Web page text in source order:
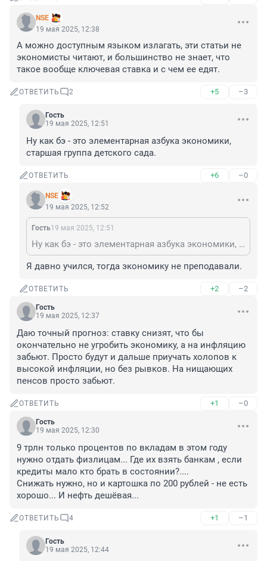
NSE
19 мая 2025, 12:38
А можно доступным языком излагать, эти статьи не
экономисты читают, и большинство не знает, что
такое вообще ключевая ставка и с чем ее едят.
ОТВЕТИТЬ 2 +5 –3
Гость
19 мая 2025, 12:51
Ну как бэ - это элементарная азбука экономики,
старшая группа детского сада.
ОТВЕТИТЬ +6 –0
NSE
19 мая 2025, 12:52
Гость19 мая 2025, 12:51
Ну как бэ - это элементарная азбука экономики, старшая группа детского сада.
Я давно учился, тогда экономику не преподавали.
ОТВЕТИТЬ +2 –2
Гость
19 мая 2025, 12:37
Даю точный прогноз: ставку снизят, что бы
окончательно не угробить экономику, а на инфляцию
забьют. Просто будут и дальше приучать холопов к
высокой инфляции, но без рывков. На нищающих
пенсов просто забьют.
ОТВЕТИТЬ +1 –0
Гость
19 мая 2025, 12:30
9 трлн только процентов по вкладам в этом году
нужно отдать физлицам... Где их взять банкам , если
кредиты мало кто брать в состоянии?....
Снижать нужно, но и картошка по 200 рублей - не есть
хорошо... И нефть дешёвая...
ОТВЕТИТЬ 4 +1 –1
Гость
19 мая 2025, 12:44